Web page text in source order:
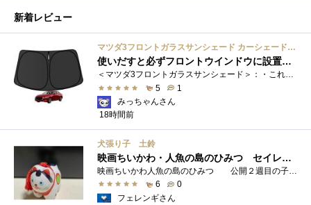
新着レビュー
マツダ3フロントガラスサンシェード カーシェード 車用 フロントウィンドウさんしえーど 遮光 断熱 カスタムパーツ 車種専用設計 折り畳み式 取付簡単 収納袋付き
使いだすと必ずフロントウインドウに設置する習慣がつきます
5
1
みっちゃんさん
18時間前
犬張り子 土鈴
映画ちいかわ・人魚の島のひみつ セイレーンのモデルは犬だった？
6
0
フェレンギさん